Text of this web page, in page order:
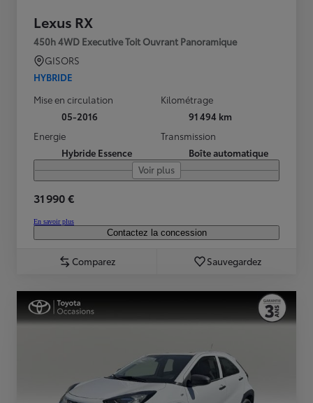
Lexus RX
450h 4WD Executive Toit Ouvrant Panoramique
GISORS
HYBRIDE
Mise en circulation
05-2016
Kilométrage
91 494 km
Energie
Hybride Essence
Transmission
Boîte automatique
Voir plus
31 990 €
En savoir plus
Contactez la concession
Comparez Sauvegardez